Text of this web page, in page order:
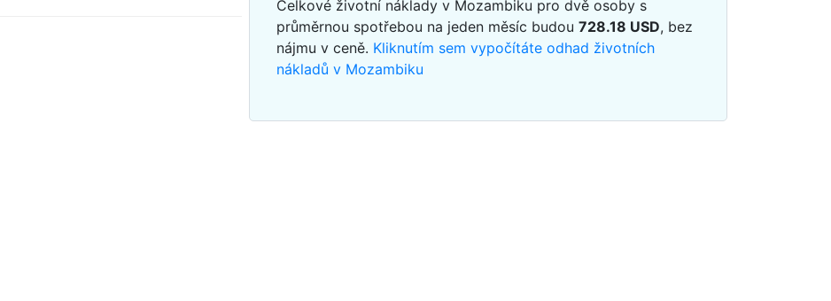
Celkové životní náklady v Mozambiku pro dvě osoby s
průměrnou spotřebou na jeden měsíc budou 728.18 USD, bez
nájmu v ceně. Kliknutím sem vypočítáte odhad životních
nákladů v Mozambiku